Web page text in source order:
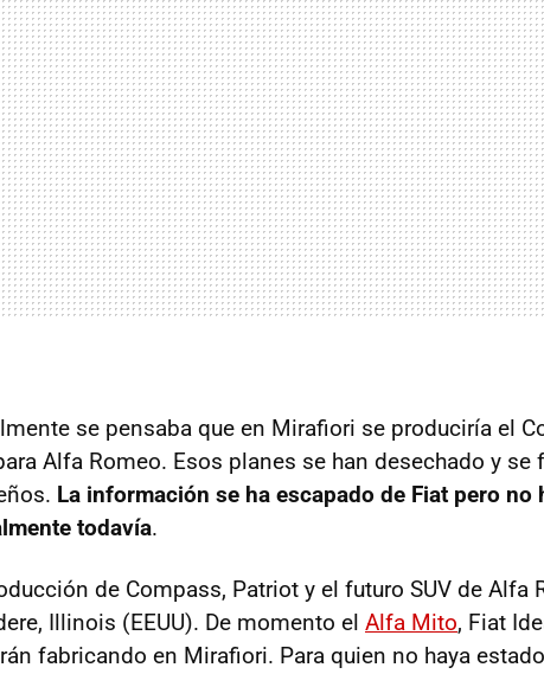
se pensaba que en Mirafiori se produciría el
Alfa Romeo. Esos planes se han desechado y
La información se ha escapado de Fiat pero
todavía.
de Compass, Patriot y el futuro SUV de Alfa
Illinois (EEUU). De momento el Alfa Mito, Fiat
fabricando en Mirafiori. Para quien no haya